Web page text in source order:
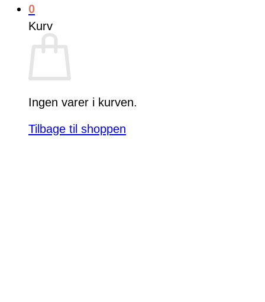
0
Kurv
Ingen varer i kurven.
Tilbage til shoppen